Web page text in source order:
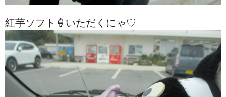
紅芋ソフト🍦いただくにゃ♡